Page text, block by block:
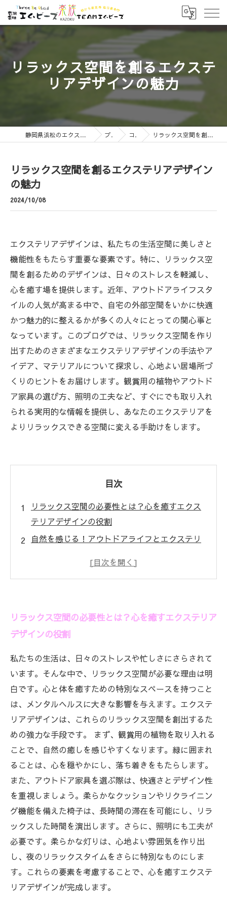
リラックス空間を創るエクステ
リアデザインの魅力
静岡県浜松のエクステリアなら有限会社エムビーズ ブログ コラム リラックス空間を創るエクステリアデザインの魅力
リラックス空間を創るエクステリアデザイン
の魅力
2024/10/08
エクステリアデザインは、私たちの生活空間に美しさと
機能性をもたらす重要な要素です。特に、リラックス空
間を創るためのデザインは、日々のストレスを軽減し、
心を癒す場を提供します。近年、アウトドアライフスタ
イルの人気が高まる中で、自宅の外部空間をいかに快適
かつ魅力的に整えるかが多くの人々にとっての関心事と
なっています。このブログでは、リラックス空間を作り
出すためのさまざまなエクステリアデザインの手法やア
イデア、マテリアルについて探求し、心地よい居場所づ
くりのヒントをお届けします。観賞用の植物やアウトド
ア家具の選び方、照明の工夫など、すぐにでも取り入れ
られる実用的な情報を提供し、あなたのエクステリアを
よりリラックスできる空間に変える手助けをします。
目次
リラックス空間の必要性とは？心を癒すエクス
テリアデザインの役割
自然を感じる！アウトドアライフとエクステリ
空間
照明の工夫で変わる！夜のエクステリアの魅力
日常のストレスを減らす！実践的なエクステリ
アデザインのアイデア
あなたもできる！自宅をリラックス空間に変え
るエクステリアガイド
リラックス空間の必要性とは？心を癒すエクステリア
デザインの役割
私たちの生活は、日々のストレスや忙しさにさらされて
います。そんな中で、リラックス空間が必要な理由は明
白です。心と体を癒すための特別なスペースを持つこと
は、メンタルヘルスに大きな影響を与えます。エクステ
リアデザインは、これらのリラックス空間を創出するた
めの強力な手段です。 まず、観賞用の植物を取り入れる
ことで、自然の癒しを感じやすくなります。緑に囲まれ
ることは、心を穏やかにし、落ち着きをもたらします。
また、アウトドア家具を選ぶ際は、快適さとデザイン性
を重視しましょう。柔らかなクッションやリクライニン
グ機能を備えた椅子は、長時間の滞在を可能にし、リラ
ックスした時間を演出します。さらに、照明にも工夫が
必要です。柔らかな灯りは、心地よい雰囲気を作り出
し、夜のリラックスタイムをさらに特別なものにしま
す。これらの要素を考慮することで、心を癒すエクステ
リアデザインが完成します。